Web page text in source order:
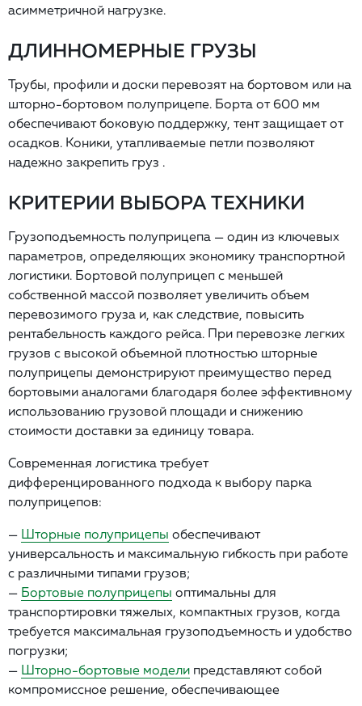
асимметричной нагрузке.
ДЛИННОМЕРНЫЕ ГРУЗЫ
Трубы, профили и доски перевозят на бортовом или на
шторно-бортовом полуприцепе. Борта от 600 мм
обеспечивают боковую поддержку, тент защищает от
осадков. Коники, утапливаемые петли позволяют
надежно закрепить груз .
КРИТЕРИИ ВЫБОРА ТЕХНИКИ
Грузоподъемность полуприцепа — один из ключевых
параметров, определяющих экономику транспортной
логистики. Бортовой полуприцеп с меньшей
собственной массой позволяет увеличить объем
перевозимого груза и, как следствие, повысить
рентабельность каждого рейса. При перевозке легких
грузов с высокой объемной плотностью шторные
полуприцепы демонстрируют преимущество перед
бортовыми аналогами благодаря более эффективному
использованию грузовой площади и снижению
стоимости доставки за единицу товара.
Современная логистика требует
дифференцированного подхода к выбору парка
полуприцепов:
— Шторные полуприцепы обеспечивают
универсальность и максимальную гибкость при работе
с различными типами грузов;
— Бортовые полуприцепы оптимальны для
транспортировки тяжелых, компактных грузов, когда
требуется максимальная грузоподъемность и удобство
погрузки;
— Шторно-бортовые модели представляют собой
компромиссное решение, обеспечивающее